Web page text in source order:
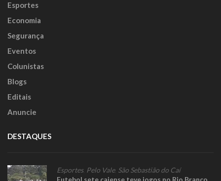
Esportes
Economia
Segurança
Eventos
Colunistas
Blogs
Editais
Anuncie
DESTAQUES
Esportes, Pelo Vale, São Sebastião do Caí
Futebol sete caiense teve jogos no Rio Branco